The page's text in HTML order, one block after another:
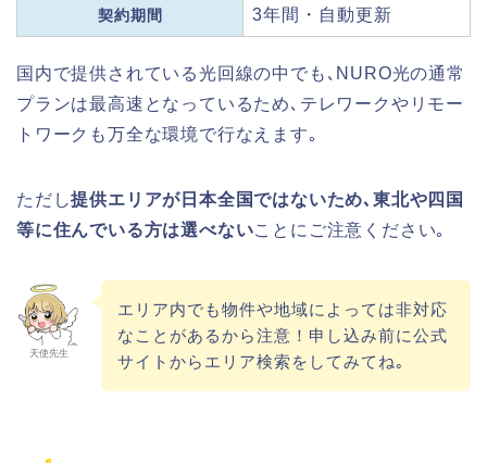
契約期間 3年間・自動更新
国内で提供されている光回線の中でも､NURO光の通常
プランは最高速となっているため､テレワークやリモー
トワークも万全な環境で行なえます｡
ただし提供エリアが日本全国ではないため､東北や四国
等に住んでいる方は選べないことにご注意ください｡
天使先生
エリア内でも物件や地域によっては非対応
なことがあるから注意！申し込み前に公式
サイトからエリア検索をしてみてね｡